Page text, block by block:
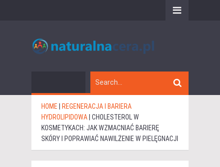
HOME
REGENERACJA I BARIERA
HYDROLIPIDOWA CHOLESTEROL W
KOSMETYKACH: JAK WZMACNIAĆ BARIERĘ
SKÓRY I POPRAWIAĆ NAWILŻENIE W PIELĘGNACJI